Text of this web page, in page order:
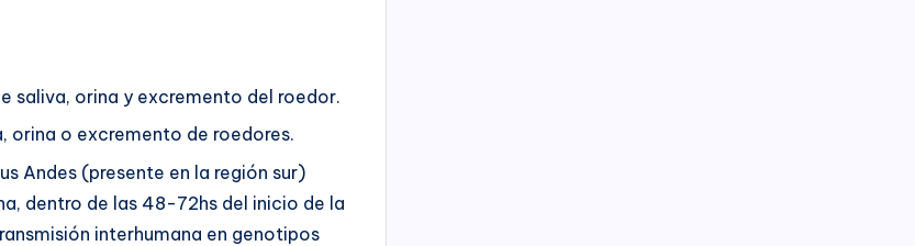
saliva, orina y excremento del roedor.
orina o excremento de roedores.
Andes (presente en la región sur)
dentro de las 48-72hs del inicio de la
interhumana en genotipos